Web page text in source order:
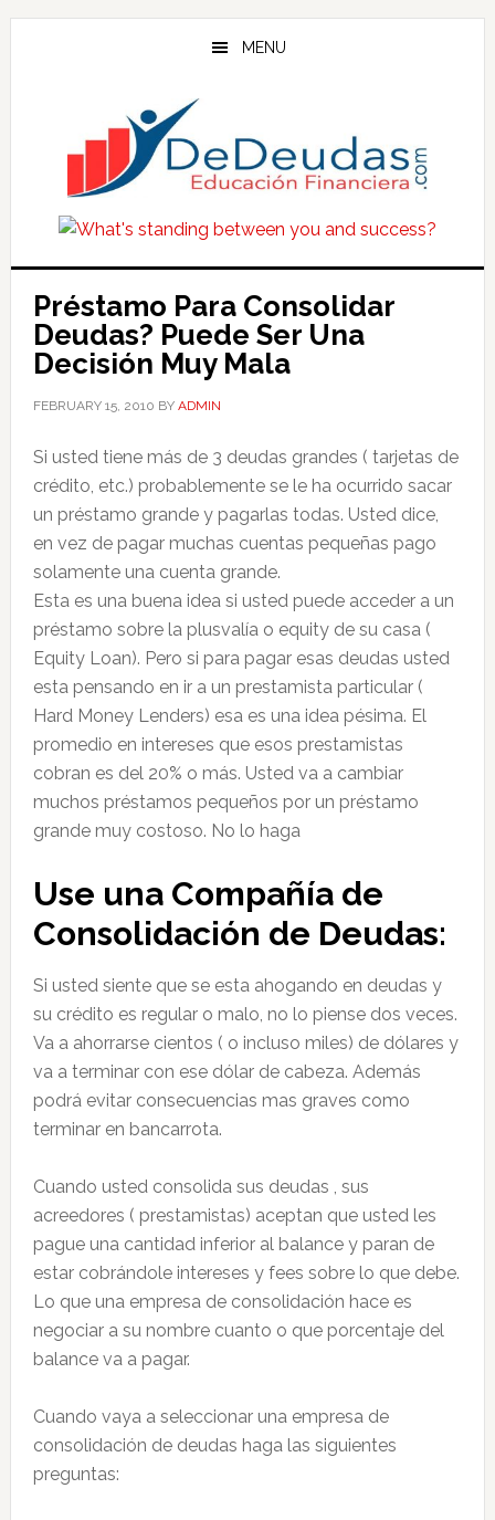
Skip
Skip
Skip
MENU
Préstamo Para Consolidar
Deudas? Puede Ser Una
Decisión Muy Mala
FEBRUARY 15, 2010 BY ADMIN
Si usted tiene más de 3 deudas grandes ( tarjetas de
crédito, etc.) probablemente se le ha ocurrido sacar
un préstamo grande y pagarlas todas. Usted dice,
en vez de pagar muchas cuentas pequeñas pago
solamente una cuenta grande.
Esta es una buena idea si usted puede acceder a un
préstamo sobre la plusvalía o equity de su casa (
Equity Loan). Pero si para pagar esas deudas usted
esta pensando en ir a un prestamista particular (
Hard Money Lenders) esa es una idea pésima. El
promedio en intereses que esos prestamistas
cobran es del 20% o más. Usted va a cambiar
muchos préstamos pequeños por un préstamo
grande muy costoso. No lo haga
Use una Compañía de
Consolidación de Deudas:
Si usted siente que se esta ahogando en deudas y
su crédito es regular o malo, no lo piense dos veces.
Va a ahorrarse cientos ( o incluso miles) de dólares y
va a terminar con ese dólar de cabeza. Además
podrá evitar consecuencias mas graves como
terminar en bancarrota.
Cuando usted consolida sus deudas , sus
acreedores ( prestamistas) aceptan que usted les
pague una cantidad inferior al balance y paran de
estar cobrándole intereses y fees sobre lo que debe.
Lo que una empresa de consolidación hace es
negociar a su nombre cuanto o que porcentaje del
balance va a pagar.
Cuando vaya a seleccionar una empresa de
consolidación de deudas haga las siguientes
preguntas: